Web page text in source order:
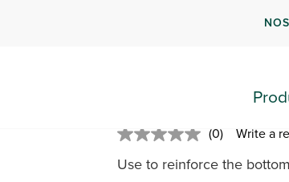
Trex
Use to
No
value.
(0) Write a
Use to reinforce the